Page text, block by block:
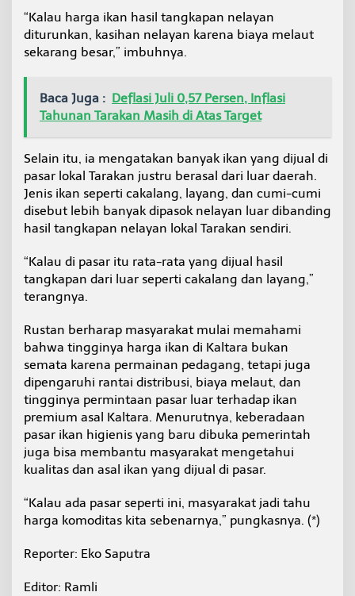
“Kalau harga ikan hasil tangkapan nelayan
diturunkan, kasihan nelayan karena biaya melaut
sekarang besar,” imbuhnya.
Baca Juga : Deflasi Juli 0,57 Persen, Inflasi
Tahunan Tarakan Masih di Atas Target
Selain itu, ia mengatakan banyak ikan yang dijual di
pasar lokal Tarakan justru berasal dari luar daerah.
Jenis ikan seperti cakalang, layang, dan cumi-cumi
disebut lebih banyak dipasok nelayan luar dibanding
hasil tangkapan nelayan lokal Tarakan sendiri.
“Kalau di pasar itu rata-rata yang dijual hasil
tangkapan dari luar seperti cakalang dan layang,”
terangnya.
Rustan berharap masyarakat mulai memahami
bahwa tingginya harga ikan di Kaltara bukan
semata karena permainan pedagang, tetapi juga
dipengaruhi rantai distribusi, biaya melaut, dan
tingginya permintaan pasar luar terhadap ikan
premium asal Kaltara. Menurutnya, keberadaan
pasar ikan higienis yang baru dibuka pemerintah
juga bisa membantu masyarakat mengetahui
kualitas dan asal ikan yang dijual di pasar.
“Kalau ada pasar seperti ini, masyarakat jadi tahu
harga komoditas kita sebenarnya,” pungkasnya. (*)
Reporter: Eko Saputra
Editor: Ramli